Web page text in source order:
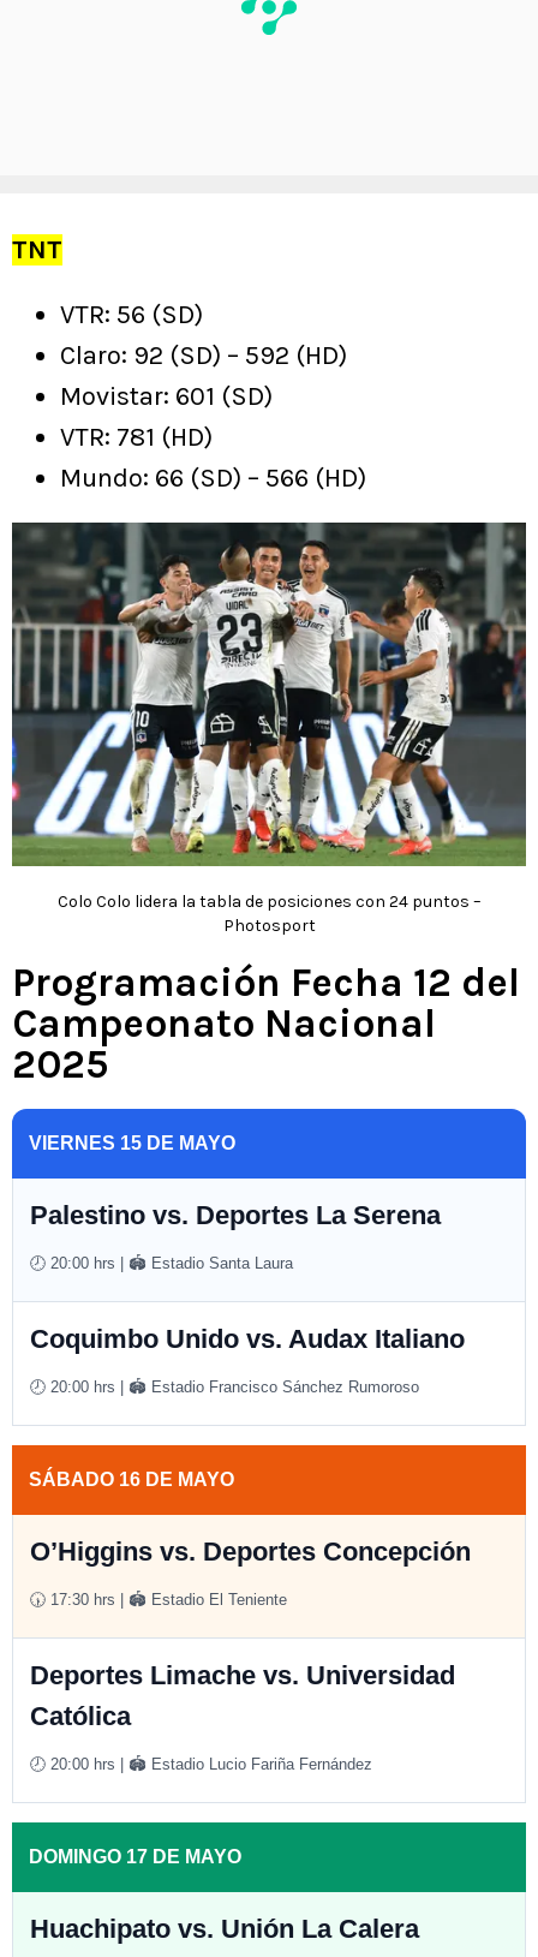
TNT
VTR: 56 (SD)
Claro: 92 (SD) – 592 (HD)
Movistar: 601 (SD)
VTR: 781 (HD)
Mundo: 66 (SD) – 566 (HD)
Colo Colo lidera la tabla de posiciones con 24 puntos –
Photosport
Programación Fecha 12 del
Campeonato Nacional
2025
VIERNES 15 DE MAYO
Palestino vs. Deportes La Serena
🕗 20:00 hrs | 🏟️ Estadio Santa Laura
Coquimbo Unido vs. Audax Italiano
🕗 20:00 hrs | 🏟️ Estadio Francisco Sánchez Rumoroso
SÁBADO 16 DE MAYO
O’Higgins vs. Deportes Concepción
🕠 17:30 hrs | 🏟️ Estadio El Teniente
Deportes Limache vs. Universidad
Católica
🕗 20:00 hrs | 🏟️ Estadio Lucio Fariña Fernández
DOMINGO 17 DE MAYO
Huachipato vs. Unión La Calera